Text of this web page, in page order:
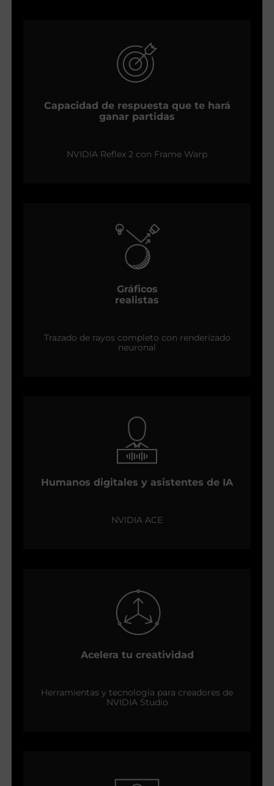
Capacidad de respuesta que te hará
ganar partidas
NVIDIA Reflex 2 con Frame Warp
Gráficos
realistas
Trazado de rayos completo con renderizado
neuronal
Humanos digitales y asistentes de IA
NVIDIA ACE
Acelera tu creatividad
Herramientas y tecnología para creadores de
NVIDIA Studio